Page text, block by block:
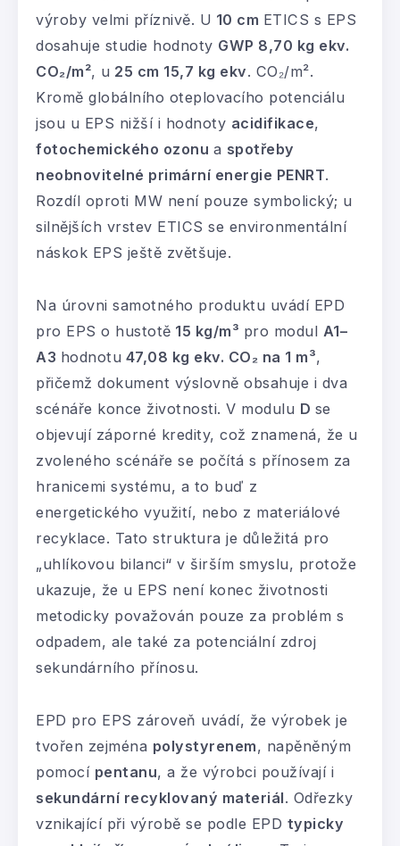
výroby velmi příznivě. U 10 cm ETICS s EPS
dosahuje studie hodnoty GWP 8,70 kg ekv.
CO₂/m², u 25 cm 15,7 kg ekv. CO₂/m².
Kromě globálního oteplovacího potenciálu
jsou u EPS nižší i hodnoty acidifikace,
fotochemického ozonu a spotřeby
neobnovitelné primární energie PENRT.
Rozdíl oproti MW není pouze symbolický; u
silnějších vrstev ETICS se environmentální
náskok EPS ještě zvětšuje.
Na úrovni samotného produktu uvádí EPD
pro EPS o hustotě 15 kg/m³ pro modul A1–
A3 hodnotu 47,08 kg ekv. CO₂ na 1 m³,
přičemž dokument výslovně obsahuje i dva
scénáře konce životnosti. V modulu D se
objevují záporné kredity, což znamená, že u
zvoleného scénáře se počítá s přínosem za
hranicemi systému, a to buď z
energetického využití, nebo z materiálové
recyklace. Tato struktura je důležitá pro
„uhlíkovou bilanci“ v širším smyslu, protože
ukazuje, že u EPS není konec životnosti
metodicky považován pouze za problém s
odpadem, ale také za potenciální zdroj
sekundárního přínosu.
EPD pro EPS zároveň uvádí, že výrobek je
tvořen zejména polystyrenem, napěněným
pomocí pentanu, a že výrobci používají i
sekundární recyklovaný materiál. Odřezky
vznikající při výrobě se podle EPD typicky